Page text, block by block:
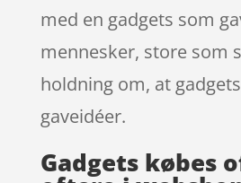
med en gadgets som
mennesker, store som
holdning om, at
gaveidéer.
Gadgets købes